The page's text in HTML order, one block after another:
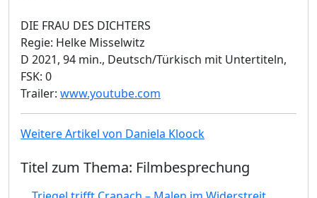
DIE FRAU DES DICHTERS
Regie: Helke Misselwitz
D 2021, 94 min., Deutsch/Türkisch mit Untertiteln,
FSK: 0
Trailer: www.youtube.com
Weitere Artikel von Daniela Kloock
Titel zum Thema: Filmbesprechung